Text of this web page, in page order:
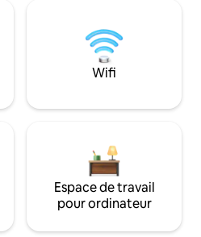
Wifi
Espace de travail
pour ordinateur